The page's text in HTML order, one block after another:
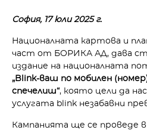
София, 17 юли 2025 г.
Националната картова и
част от БОРИКА АД, дава
издание на националната
„Blink-ваш по мобилен
спечелиш“, която цели да
услугата blink незабавни
Кампанията ще се проведе в